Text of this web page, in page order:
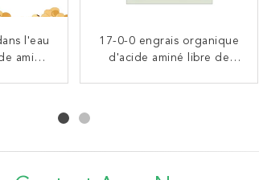
l'eau
aminé
17-0-0 engrais organique
d'acide aminé libre de
d'acide
45% de
Engrais organique d'acide
aminé de soluble de 2%